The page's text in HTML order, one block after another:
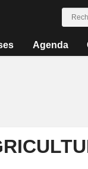
Agenda